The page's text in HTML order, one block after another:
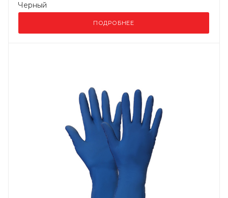
Черный
ПОДРОБНЕЕ